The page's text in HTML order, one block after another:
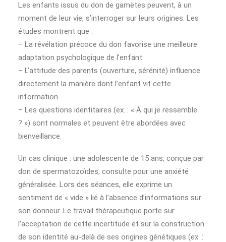
Les enfants issus du don de gamètes peuvent, à un
moment de leur vie, s’interroger sur leurs origines. Les
études montrent que :
– La révélation précoce du don favorise une meilleure
adaptation psychologique de l’enfant.
– L’attitude des parents (ouverture, sérénité) influence
directement la manière dont l’enfant vit cette
information.
– Les questions identitaires (ex. : « À qui je ressemble
? ») sont normales et peuvent être abordées avec
bienveillance.
Un cas clinique : une adolescente de 15 ans, conçue par
don de spermatozoïdes, consulte pour une anxiété
généralisée. Lors des séances, elle exprime un
sentiment de « vide » lié à l’absence d’informations sur
son donneur. Le travail thérapeutique porte sur
l’acceptation de cette incertitude et sur la construction
de son identité au-delà de ses origines génétiques (ex. :